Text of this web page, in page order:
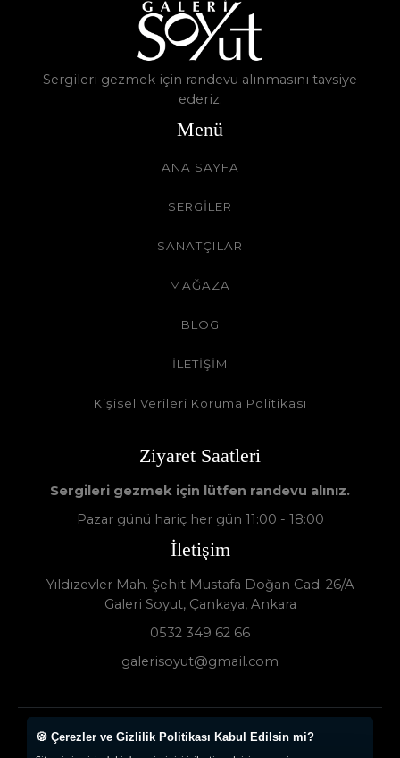
Sergileri gezmek için randevu alınmasını tavsiye
ederiz.
Menü
ANA SAYFA
SERGİLER
SANATÇILAR
MAĞAZA
BLOG
İLETİŞİM
Kişisel Verileri Koruma Politikası
Ziyaret Saatleri
Sergileri gezmek için lütfen randevu alınız.
Pazar günü hariç her gün 11:00 - 18:00
İletişim
Yıldızevler Mah. Şehit Mustafa Doğan Cad. 26/A
Galeri Soyut, Çankaya, Ankara
0532 349 62 66
galerisoyut@gmail.com
Galeri Soyut - Sanat Galerisi 2024 © - Tüm Hakları
🍪 Çerezler ve Gizlilik Politikası Kabul Edilsin mi?